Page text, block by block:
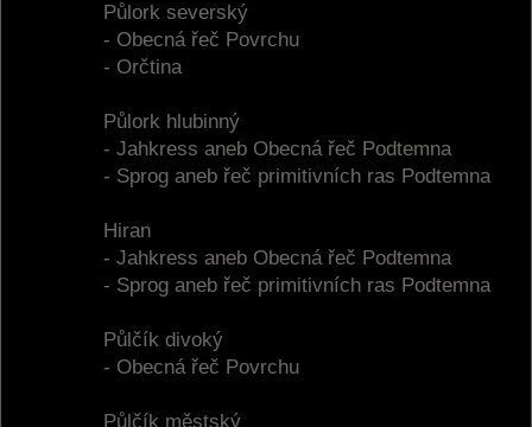
Půlork severský
- Obecná řeč Povrchu
- Orčtina
Půlork hlubinný
- Jahkress aneb Obecná řeč Podtemna
- Sprog aneb řeč primitivních ras Podtemna
Hiran
- Jahkress aneb Obecná řeč Podtemna
- Sprog aneb řeč primitivních ras Podtemna
Půlčík divoký
- Obecná řeč Povrchu
Půlčík městský